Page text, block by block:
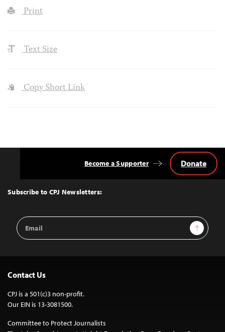
Print
Text Size
Copy Short Link
Top
Subscribe to CPJ Newsletters:
Email
Address
Sign Up
Become a Supporter Donate
Contact Us
CPJ is a 501(c)3 non-profit.
Our EIN is 13-3081500.
Committee to Protect Journalists